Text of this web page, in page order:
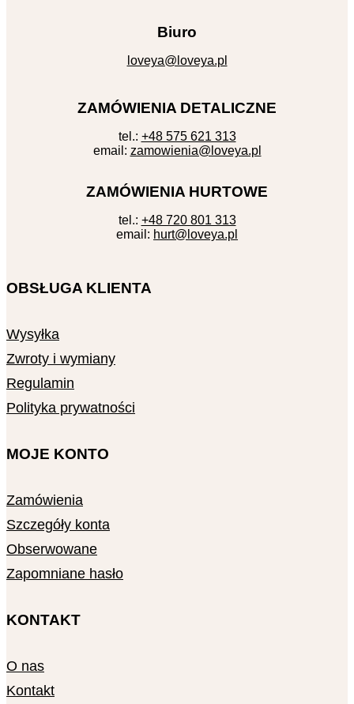
Biuro
loveya@loveya.pl
ZAMÓWIENIA DETALICZNE
tel.: +48 575 621 313
email: zamowienia@loveya.pl
ZAMÓWIENIA HURTOWE
tel.: +48 720 801 313
email: hurt@loveya.pl
OBSŁUGA KLIENTA
Wysyłka
Zwroty i wymiany
Regulamin
Polityka prywatności
MOJE KONTO
Zamówienia
Szczegóły konta
Obserwowane
Zapomniane hasło
KONTAKT
O nas
Kontakt